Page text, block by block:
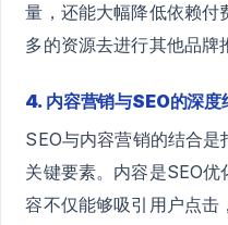
量，还能大幅降低依赖付
多的资源去进行其他品牌
4. 内容营销与SEO的深度
SEO与内容营销的结合
关键要素。内容是SEO
容不仅能够吸引用户点击